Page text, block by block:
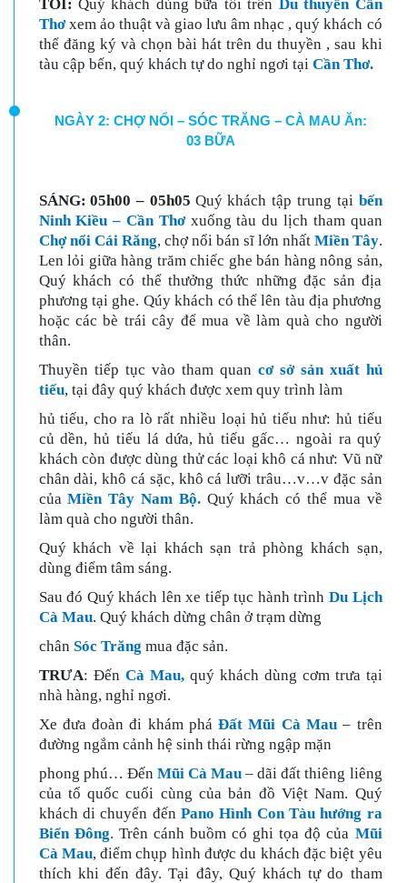
TỐI: Quý khách dùng bữa tối trên Du thuyền Cần
Thơxem ảo thuật và giao lưu âm nhạc , quý khách có
thể đăng ký và chọn bài hát trên du thuyền , sau khi
tàu cập bến, quý khách tự do nghỉ ngơi tại Cần Thơ.
NGÀY 2: CHỢ NỔI – SÓC TRĂNG – CÀ MAU Ăn:
03 BỮA
SÁNG: 05h00 – 05h05 Quý khách tập trung tại bến
Ninh Kiều – Cần Thơxuống tàu du lịch tham quan
Chợ nổi Cái Răng, chợ nổi bán sĩ lớn nhất Miền Tây.
Len lỏi giữa hàng trăm chiếc ghe bán hàng nông sản,
Quý khách có thể thưởng thức những đặc sản địa
phương tại ghe. Qúy khách có thể lên tàu địa phương
hoặc các bè trái cây để mua về làm quà cho người
thân.
Thuyền tiếp tục vào tham quan cơ sở sản xuất hủ
tiếu, tại đây quý khách được xem quy trình làm
hủ tiếu, cho ra lò rất nhiều loại hủ tiếu như: hủ tiếu
củ dền, hủ tiếu lá dứa, hủ tiếu gấc… ngoài ra quý
khách còn được dùng thử các loại khô cá như: Vũ nữ
chân dài, khô cá sặc, khô cá lưỡi trâu…v…v đặc sản
củaMiền Tây Nam Bộ.Quý khách có thể mua về
làm quà cho người thân.
Quý khách về lại khách sạn trả phòng khách sạn,
dùng điểm tâm sáng.
Sau đó Quý khách lên xe tiếp tục hành trình Du Lịch
Cà Mau. Quý khách dừng chân ở trạm dừng
chân Sóc Trăng mua đặc sản.
TRƯA: Đến Cà Mau, quý khách dùng cơm trưa tại
nhà hàng, nghỉ ngơi.
Xe đưa đoàn đi khám pháĐất Mũi Cà Mau– trên
đường ngắm cảnh hệ sinh thái rừng ngập mặn
phong phú… Đến Mũi Cà Mau – dãi đất thiêng liêng
của tổ quốc cuối cùng của bản đồ Việt Nam. Quý
khách di chuyển đến Pano Hình Con Tàu hướng ra
Biển Đông. Trên cánh buồm có ghi tọa độ của Mũi
Cà Mau, điểm chụp hình được du khách đặc biệt yêu
thích khi đến đây.Tại đây, Quý khách tự do tham